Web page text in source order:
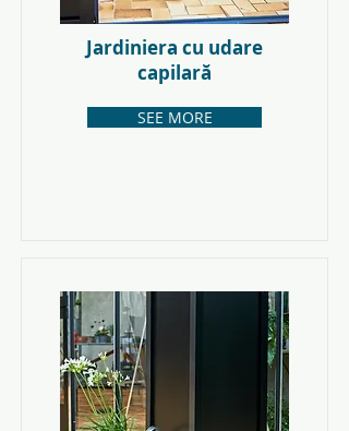
Jardiniera cu udare
capilară
SEE MORE